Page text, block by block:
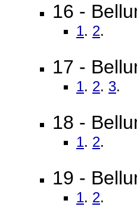
16 -
1. 2.
17 -
1. 2. 3.
18 -
1. 2.
19 -
1. 2.